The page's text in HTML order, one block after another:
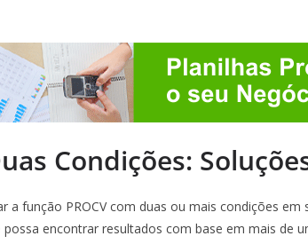
Condições:
a função PROCV com duas ou mais condições em
encontrar resultados com base em mais de